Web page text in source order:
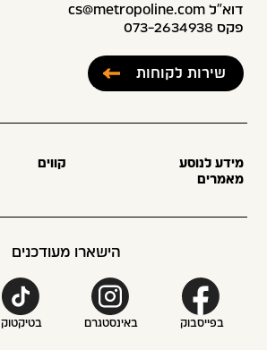
דוא”ל cs@metropoline.com
פקס 073-2634938
שירות לקוחות
מידע לנוסע
קווים
מאמרים
הישארו מעודכנים
בפייסבוק באינסטגרם בטיקטוק